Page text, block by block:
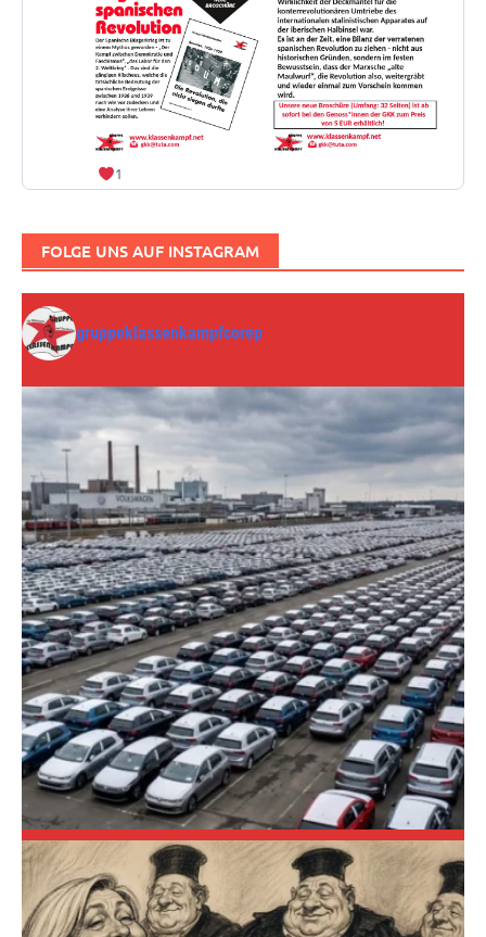
1
FOLGE UNS AUF INSTAGRAM
gruppeklassenkampfcorep